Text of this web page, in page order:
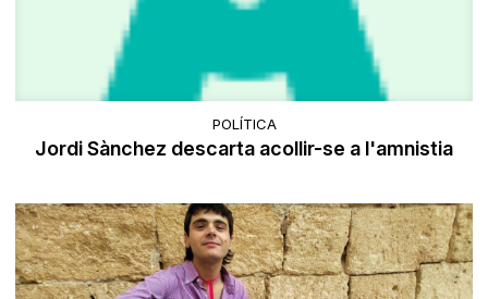
POLÍTICA
Jordi Sànchez descarta acollir-se a l'amnistia